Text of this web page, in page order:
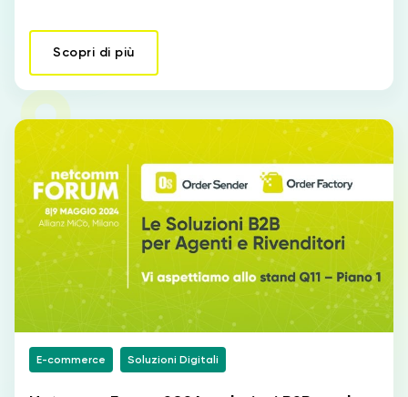
Scopri di più
E-commerce Soluzioni Digitali